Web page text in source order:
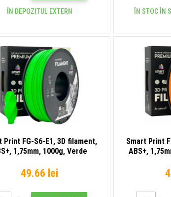
ÎN DEPOZITUL EXTERN
ÎN STOC ÎN
Print FG-S6-E1, 3D filament,
1,75mm, 1000g, Verde
49.66 lei
Smart Print
ABS+,